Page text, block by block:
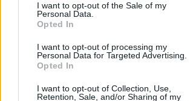
I want to opt-out of the Sale of my
Personal Data.
Opted In
I want to opt-out of processing my
Personal Data for Targeted Advertising.
Opted In
I want to opt-out of Collection, Use,
Retention, Sale, and/or Sharing of my